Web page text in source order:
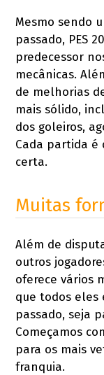
Mesmo sendo
passado, PES
predecessor
mecânicas.
de melhorias
mais sólido,
dos goleiros,
Cada partida é
certa.
Muitas
Além de
outros
oferece vários
que todos eles
passado, seja
Começamos
para os mais
franquia.